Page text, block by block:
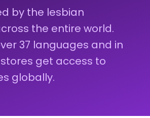
by the lesbian
the entire world.
37 languages and in
get access to
globally.